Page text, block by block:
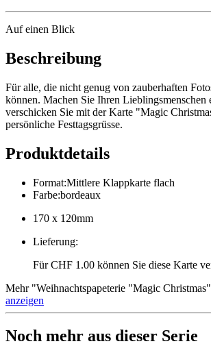
Auf einen Blick
Beschreibung
Für alle, die nicht genug von zauberhaften
können. Machen Sie Ihren Lieblingsmenschen
verschicken Sie mit der Karte "Magic
persönliche Festtagsgrüsse.
Produktdetails
Format:Mittlere Klappkarte flach
Farbe:bordeaux
170 x 120mm
Lieferung:
Für CHF 1.00 können Sie diese Karte
Mehr"Weihnachtspapeterie "Magic Christmas"
anzeigen
Noch mehr aus dieser Serie